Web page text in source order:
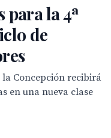
para la 4ª
de
Concepción recibirá
en una nueva clase